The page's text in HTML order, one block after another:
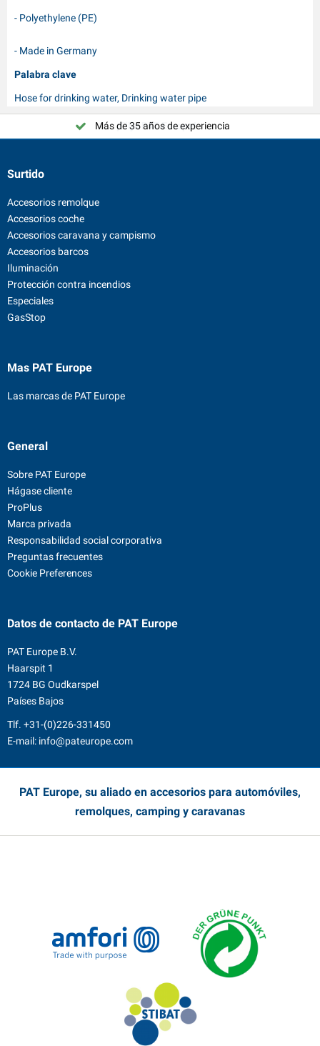
- Polyethylene (PE)
- Made in Germany
Palabra clave
Hose for drinking water, Drinking water pipe
¡Elija PAT Europe!
Más de 35 años de experiencia
Surtido
Accesorios remolque
Accesorios coche
Accesorios caravana y campismo
Accesorios barcos
Iluminación
Protección contra incendios
Especiales
GasStop
Mas PAT Europe
Las marcas de PAT Europe
General
Sobre PAT Europe
Hágase cliente
ProPlus
Marca privada
Responsabilidad social corporativa
Preguntas frecuentes
Cookie Preferences
Datos de contacto de PAT Europe
PAT Europe B.V.
Haarspit 1
1724 BG Oudkarspel
Países Bajos
Tlf. +31-(0)226-331450
E-mail: info@pateurope.com
PAT Europe, su aliado en accesorios para automóviles,
remolques, camping y caravanas